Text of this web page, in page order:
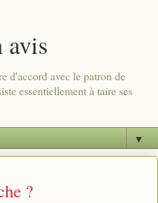
avis
d'accord avec le patron de
essentiellement à taire ses
▼
?